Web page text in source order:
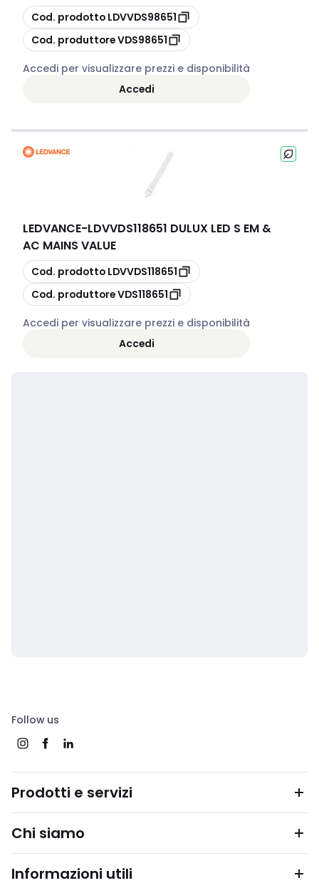
copia
Cod. prodotto LDVVDS98651
copia
Cod. produttoreVDS98651
Accedi per visualizzare prezzi e disponibilità
Accedi
LEDVANCE-LDVVDS118651 DULUX LED S EM &
AC MAINS VALUE
copia
Cod. prodotto LDVVDS118651
copia
Cod. produttoreVDS118651
Accedi per visualizzare prezzi e disponibilità
Accedi
Follow us
Prodotti e servizi
Chi siamo
Informazioni utili